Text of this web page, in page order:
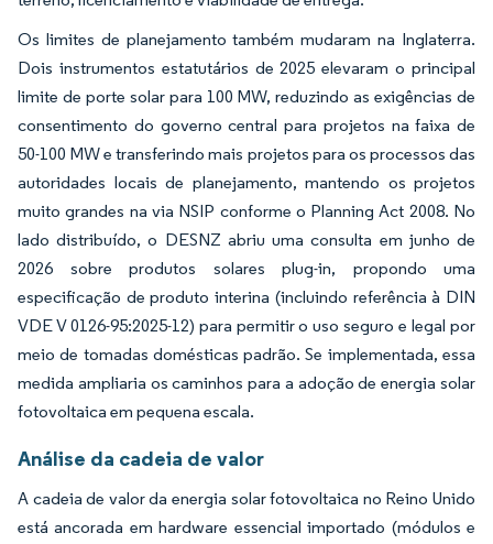
Os limites de planejamento também mudaram na Inglaterra.
Dois instrumentos estatutários de 2025 elevaram o principal
limite de porte solar para 100 MW, reduzindo as exigências de
consentimento do governo central para projetos na faixa de
50-100 MW e transferindo mais projetos para os processos das
autoridades locais de planejamento, mantendo os projetos
muito grandes na via NSIP conforme o Planning Act 2008. No
lado distribuído, o DESNZ abriu uma consulta em junho de
2026 sobre produtos solares plug-in, propondo uma
especificação de produto interina (incluindo referência à DIN
VDE V 0126-95:2025-12) para permitir o uso seguro e legal por
meio de tomadas domésticas padrão. Se implementada, essa
medida ampliaria os caminhos para a adoção de energia solar
fotovoltaica em pequena escala.
Análise da cadeia de valor
A cadeia de valor da energia solar fotovoltaica no Reino Unido
está ancorada em hardware essencial importado (módulos e